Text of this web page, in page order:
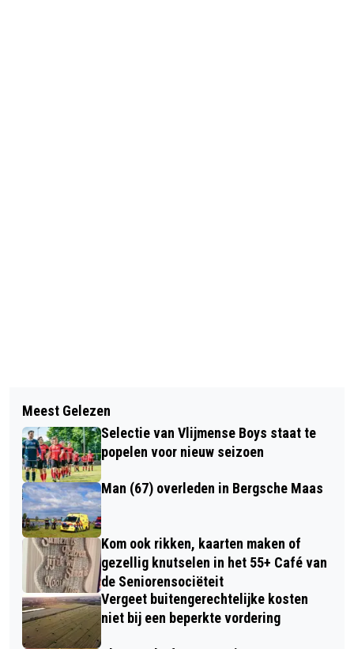
WEKELIJKSE KERKBERICHTEN
PAROCHIE HEILIGE AUGUSTINUS
MONUMENTEN EN HEUSDENS
ERFGOED: IPPERHOEVE 2,
HAARSTEEG
Meest Gelezen
Selectie van Vlijmense Boys staat te
popelen voor nieuw seizoen
Man (67) overleden in Bergsche Maas
Kom ook rikken, kaarten maken of
gezellig knutselen in het 55+ Café van
de Seniorensociëteit
Vergeet buitengerechtelijke kosten
niet bij een beperkte vordering